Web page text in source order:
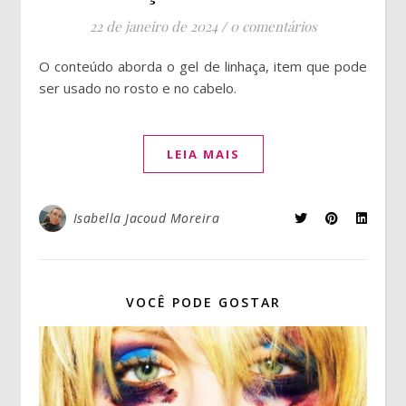
22 de janeiro de 2024 / 0 comentários
O conteúdo aborda o gel de linhaça, item que pode
ser usado no rosto e no cabelo.
LEIA MAIS
Isabella Jacoud Moreira
VOCÊ PODE GOSTAR